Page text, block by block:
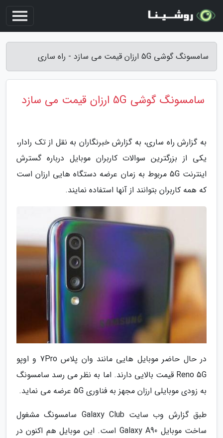
سامسونگ گوشی 5G ارزان قیمت می سازد - راه ساری
سامسونگ گوشی 5G ارزان قیمت می سازد
به گزارش راه ساری، به گزارش خبرنگاران به نقل از تک رادار،
یکی از بزرگترین سوالات کاربران موبایل درباره گسترش
اینترنت 5G مربوط به زمان عرضه دستگاه هایی ارزان است
که همه کاربران بتوانند از آنها استفاده نمایند.
در حال حاضر موبایل هایی مانند وان پلاس 7Pro و اوپو
Reno 5G قیمت بالایی دارند. اما به نظر می رسد سامسونگ
به زودی موبایلی ارزان مجهز به فناوری 5G عرضه می نماید.
طبق گزارش وب سایت Galaxy Club سامسونگ مشغول
ساخت موبایل Galaxy A90 است. این موبایل هم اکنون در